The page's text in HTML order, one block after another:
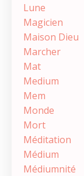
Lune
Magicien
Maison Dieu
Marcher
Mat
Medium
Mem
Monde
Mort
Méditation
Médium
Médiumnité